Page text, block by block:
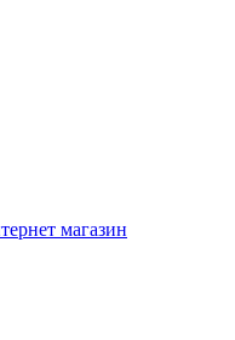
магазин